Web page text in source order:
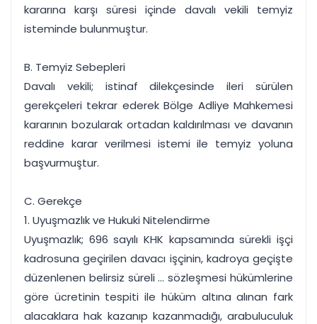
kararına karşı süresi içinde davalı vekili temyiz
isteminde bulunmuştur.
B. Temyiz Sebepleri
Davalı vekili; istinaf dilekçesinde ileri sürülen
gerekçeleri tekrar ederek Bölge Adliye Mahkemesi
kararının bozularak ortadan kaldırılması ve davanın
reddine karar verilmesi istemi ile temyiz yoluna
başvurmuştur.
C. Gerekçe
1. Uyuşmazlık ve Hukuki Nitelendirme
Uyuşmazlık; 696 sayılı KHK kapsamında sürekli işçi
kadrosuna geçirilen davacı işçinin, kadroya geçişte
düzenlenen belirsiz süreli ... sözleşmesi hükümlerine
göre ücretinin tespiti ile hüküm altına alınan fark
alacaklara hak kazanıp kazanmadığı, arabuluculuk